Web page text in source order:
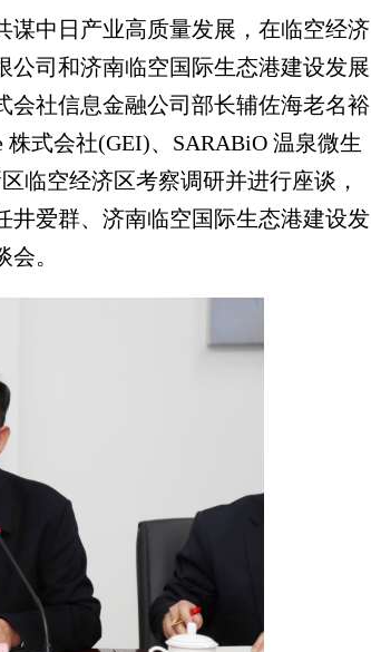
中日产业高质量发展，在临空经济
公司和济南临空国际生态港建设发展
会社信息金融公司部长辅佐海老名裕
式会社(GEI)、SARABiO 温泉微生
临空经济区考察调研并进行座谈，
井爱群、济南临空国际生态港建设发
。